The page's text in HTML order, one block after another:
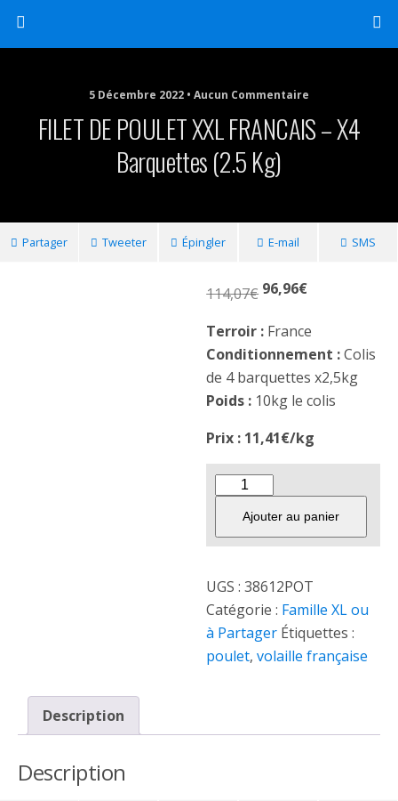
5 Décembre 2022 • Aucun Commentaire
FILET DE POULET XXL FRANCAIS – X4
Barquettes (2.5 Kg)
Partager Tweeter Épingler E-mail SMS
114,07€ 96,96€
Terroir : France
Conditionnement :Colis
de 4 barquettes x2,5kg
Poids : 10kg le colis
Prix : 11,41€/kg
Ajouter au panier
UGS :38612POT
Catégorie : Famille XL ou
à Partager Étiquettes :
poulet,volaille française
Description
Description